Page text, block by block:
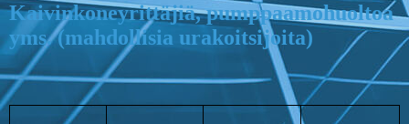
Kaivinkoneyrittäjiä, pumppaamohuoltoa
yms. (mahdollisia urakoitsijoita)